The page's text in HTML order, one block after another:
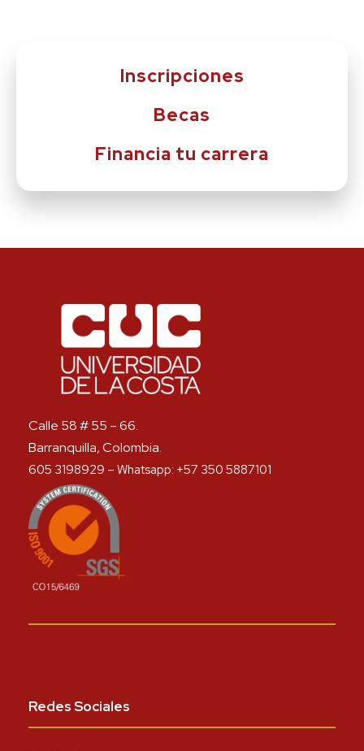
Inscripciones
Becas
Financia tu carrera
Calle 58 # 55 – 66.
Barranquilla, Colombia.
605 3198929 – Whatsapp: +57 350 5887101
Redes Sociales